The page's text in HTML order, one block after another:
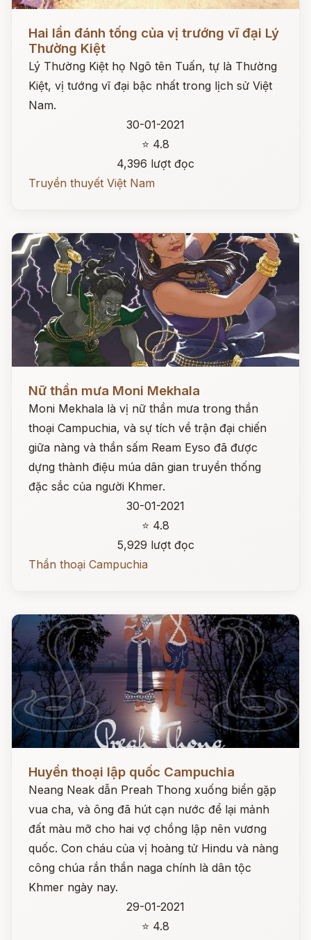
Đọc ngay
Hai lần đánh tống của vị trướng vĩ đại Lý
Thường Kiệt
Lý Thường Kiệt họ Ngô tên Tuấn, tự là Thường
Kiệt, vị tướng vĩ đại bậc nhất trong lịch sử Việt
Nam.
30-01-2021
⭐ 4.8
4,396 lượt đọc
Truyền thuyết Việt Nam
Nữ thần mưa Moni Mekhala
Moni Mekhala là vị nữ thần mưa trong thần
thoại Campuchia, và sự tích về trận đại chiến
giữa nàng và thần sấm Ream Eyso đã được
dựng thành điệu múa dân gian truyền thống
đặc sắc của người Khmer.
30-01-2021
⭐ 4.8
5,929 lượt đọc
Thần thoại Campuchia
Đọc ngay
Huyền thoại lập quốc Campuchia
Neang Neak dẫn Preah Thong xuống biển gặp
vua cha, và ông đã hút cạn nước để lại mảnh
đất màu mỡ cho hai vợ chồng lập nên vương
quốc. Con cháu của vị hoàng tử Hindu và nàng
công chúa rắn thần naga chính là dân tộc
Khmer ngày nay.
29-01-2021
⭐ 4.8